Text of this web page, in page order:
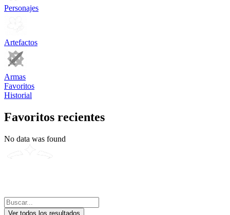
Personajes
Artefactos
Armas
Favoritos
Historial
Favoritos recientes
No data was found
Ver todos los resultados